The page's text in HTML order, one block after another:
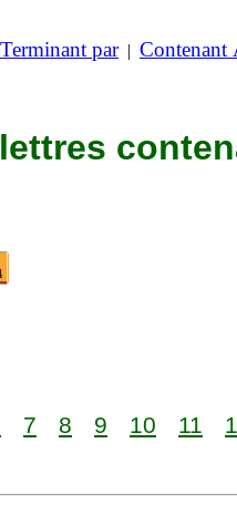
Terminant par| Contenant
7 8 9 10 11